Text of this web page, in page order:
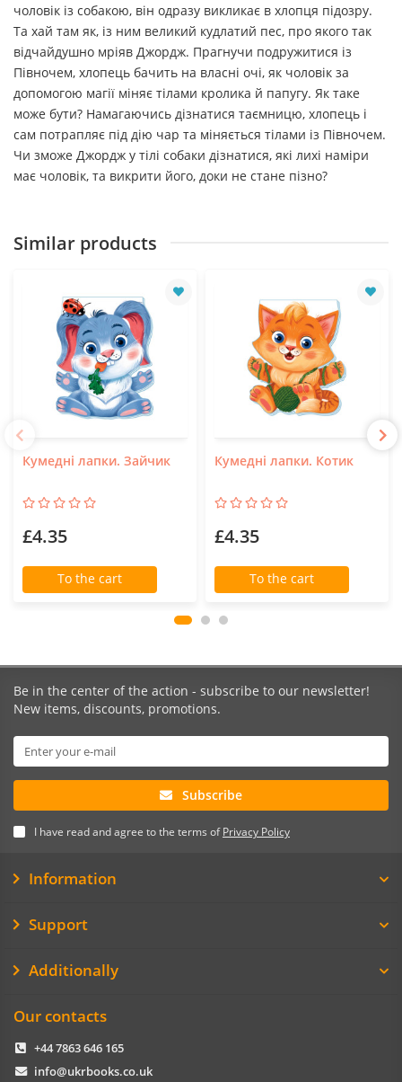
чоловік із собакою, він одразу викликає в хлопця підозру.
Та хай там як, із ним великий кудлатий пес, про якого так
відчайдушно мріяв Джордж. Прагнучи подружитися із
Півночем, хлопець бачить на власні очі, як чоловік за
допомогою магії міняє тілами кролика й папугу. Як таке
може бути? Намагаючись дізнатися таємницю, хлопець і
сам потрапляє під дію чар та міняється тілами із Півночем.
Чи зможе Джордж у тілі собаки дізнатися, які лихі наміри
має чоловік, та викрити його, доки не стане пізно?
Similar products
Кумедні лапки. Зайчик
£4.35
To the cart
Кумедні лапки. Котик
£4.35
To the cart
Be in the center of the action - subscribe to our newsletter!
New items, discounts, promotions.
Subscribe
I have read and agree to the terms ofPrivacy Policy
Information
Support
Additionally
Our contacts
+44 7863 646 165
info@ukrbooks.co.uk